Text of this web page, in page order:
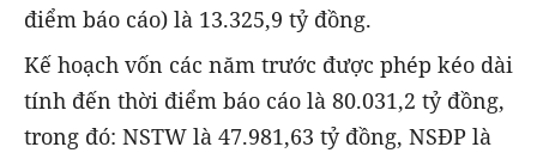
điểm báo cáo) là 13.325,9 tỷ đồng.
Kế hoạch vốn các năm trước được phép kéo dài
tính đến thời điểm báo cáo là 80.031,2 tỷ đồng,
trong đó: NSTW là 47.981,63 tỷ đồng, NSĐP là